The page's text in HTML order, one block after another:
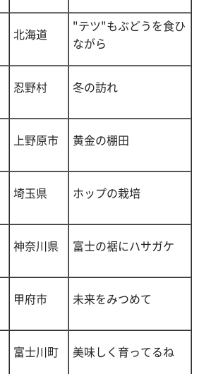
北海道
"テツ"もぶどうを食ひ
ながら
忍野村 冬の訪れ
上野原市 黄金の棚田
埼玉県 ホップの栽培
神奈川県 富士の裾にハサガケ
甲府市 未来をみつめて
富士川町 美味しく育ってるね